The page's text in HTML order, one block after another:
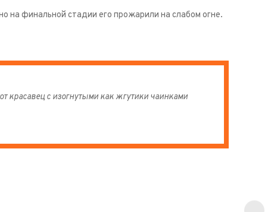
на финальной стадии его прожарили на слабом огне.
с изогнутыми как жгутики чаинками